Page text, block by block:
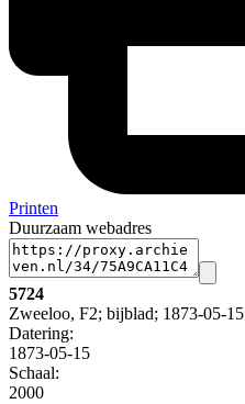
Printen
Duurzaam webadres
5724
Zweeloo, F2; bijblad; 1873-05-15
Datering:
1873-05-15
Schaal:
2000